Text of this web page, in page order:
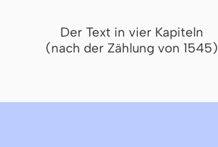
Der Text in vier Kapiteln
(nach der Zählung von 1545)